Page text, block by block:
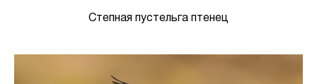
Степная пустельга птенец